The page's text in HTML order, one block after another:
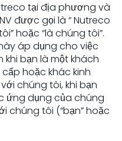
tại địa phương và
được gọi là “ Nutreco
hoặc “là chúng tôi”.
áp dụng cho việc
khi bạn là một khách
hoặc khác kinh
chúng tôi, khi bạn
ứng dụng của chúng
chúng tôi (“bạn” hoặc